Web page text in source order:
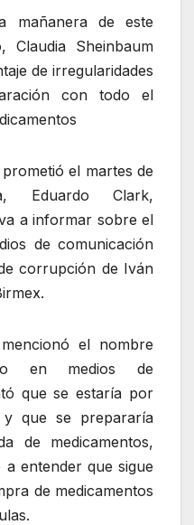
mañanera de este
Claudia Sheinbaum
de irregularidades
con todo el
el martes de
Eduardo Clark,
a informar sobre el
de comunicación
corrupción de Iván
el nombre
en medios de
que se estaría por
que se prepararía
de medicamentos,
entender que sigue
de medicamentos